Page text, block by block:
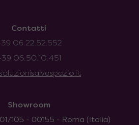
Contatti
06.22.52.552
06.50.10.451
Showroom
105 - 00155 - Roma (Italia)